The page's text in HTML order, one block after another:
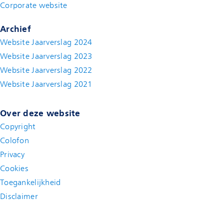
Corporate website
Archief
Website Jaarverslag 2024
Website Jaarverslag 2023
Website Jaarverslag 2022
Website Jaarverslag 2021
Over deze website
Copyright
Colofon
Privacy
Cookies
Toegankelijkheid
Disclaimer(new window)